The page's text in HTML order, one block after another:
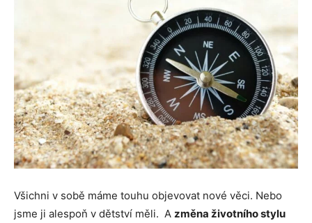
Všichni v sobě máme touhu objevovat nové věci. Nebo
jsme ji alespoň v dětství měli. A změna životního stylu